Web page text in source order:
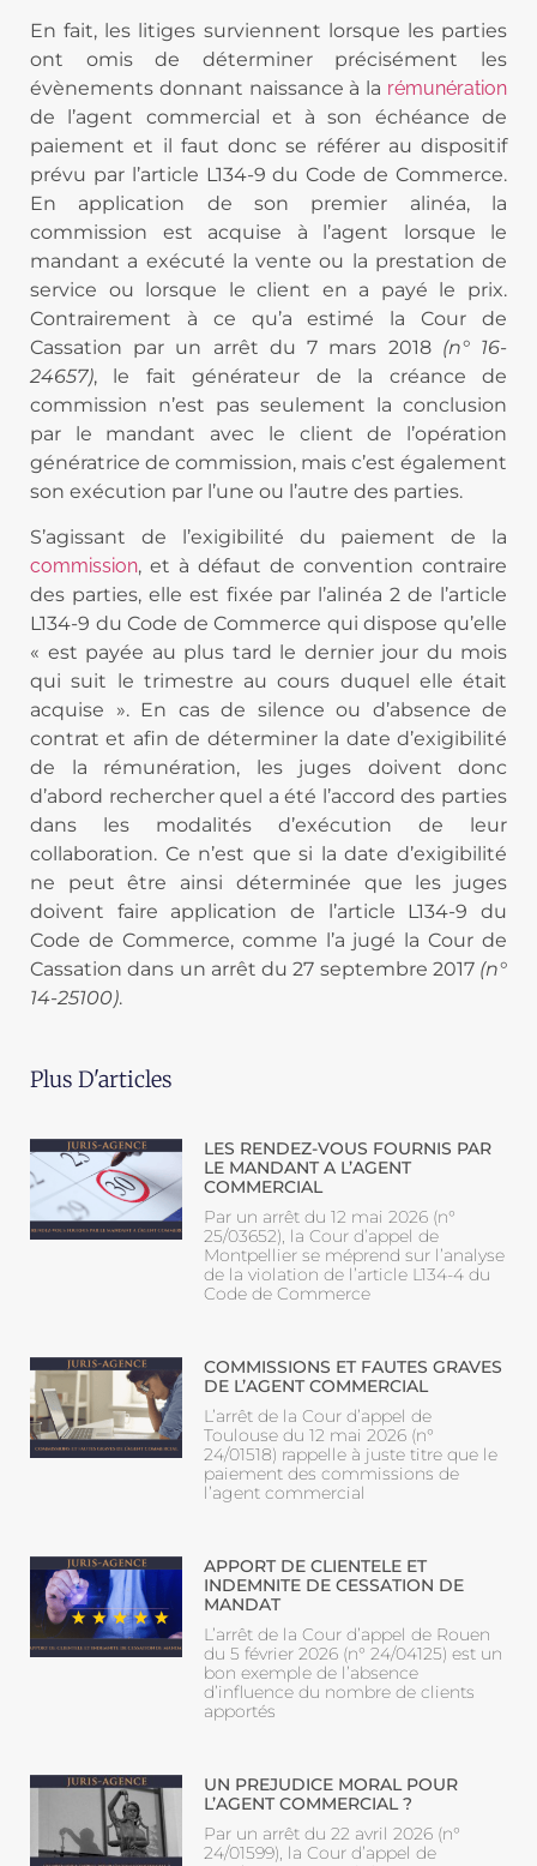
En fait, les litiges surviennent lorsque les parties
ont omis de déterminer précisément les
évènements donnant naissance à la rémunération
de l’agent commercial et à son échéance de
paiement et il faut donc se référer au dispositif
prévu par l’article L134-9 du Code de Commerce.
En application de son premier alinéa, la
commission est acquise à l’agent lorsque le
mandant a exécuté la vente ou la prestation de
service ou lorsque le client en a payé le prix.
Contrairement à ce qu’a estimé la Cour de
Cassation par un arrêt du 7 mars 2018 (n° 16-
24657), le fait générateur de la créance de
commission n’est pas seulement la conclusion
par le mandant avec le client de l’opération
génératrice de commission, mais c’est également
son exécution par l’une ou l’autre des parties.
S’agissant de l’exigibilité du paiement de la
commission, et à défaut de convention contraire
des parties, elle est fixée par l’alinéa 2 de l’article
L134-9 du Code de Commerce qui dispose qu’elle
« est payée au plus tard le dernier jour du mois
qui suit le trimestre au cours duquel elle était
acquise ». En cas de silence ou d’absence de
contrat et afin de déterminer la date d’exigibilité
de la rémunération, les juges doivent donc
d’abord rechercher quel a été l’accord des parties
dans les modalités d’exécution de leur
collaboration. Ce n’est que si la date d’exigibilité
ne peut être ainsi déterminée que les juges
doivent faire application de l’article L134-9 du
Code de Commerce, comme l’a jugé la Cour de
Cassation dans un arrêt du 27 septembre 2017 (n°
14-25100).
Plus D'articles
LES RENDEZ-VOUS FOURNIS PAR
LE MANDANT A L’AGENT
COMMERCIAL
Par un arrêt du 12 mai 2026 (n°
25/03652), la Cour d’appel de
Montpellier se méprend sur l’analyse
de la violation de l’article L134-4 du
Code de Commerce
COMMISSIONS ET FAUTES GRAVES
DE L’AGENT COMMERCIAL
L’arrêt de la Cour d’appel de
Toulouse du 12 mai 2026 (n°
24/01518) rappelle à juste titre que le
paiement des commissions de
l’agent commercial
APPORT DE CLIENTELE ET
INDEMNITE DE CESSATION DE
MANDAT
L’arrêt de la Cour d’appel de Rouen
du 5 février 2026 (n° 24/04125) est un
bon exemple de l’absence
d’influence du nombre de clients
apportés
UN PREJUDICE MORAL POUR
L’AGENT COMMERCIAL ?
Par un arrêt du 22 avril 2026 (n°
24/01599), la Cour d’appel de